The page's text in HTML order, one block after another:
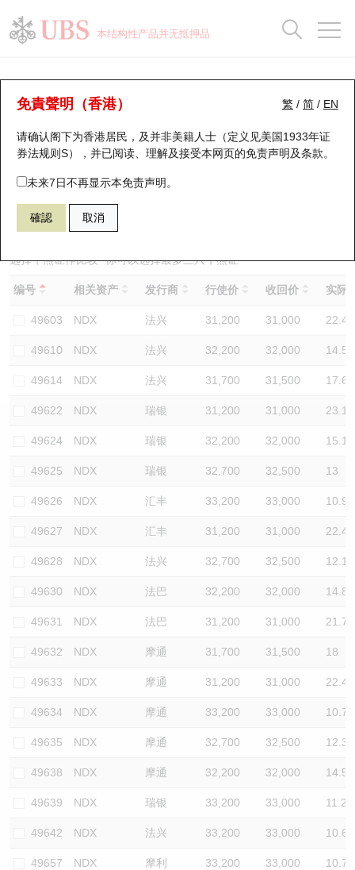
本结构性产品并无抵押品
繁 / 简 / EN
免責聲明（香港）
请确认阁下为香港居民，及并非美籍人士（定义见美国1933年证
券法规则S），并已阅读、理解及接受本网页的免责声明及条款。
未来7日不再显示本免责声明。
確認 取消
牛熊证分析仪
表现 街货统计 比较
49623 瑞银熊证 NDX 纳斯达克100指数
选择牛熊证作比较 *你可以选择最多三只牛熊证
编号 相关资产 发行商 行使价 收回价 实际
49603 NDX 法兴 31,200 31,000 22.4
49610 NDX 法兴 32,200 32,000 14.5
49614 NDX 法兴 31,700 31,500 17.6
49622 NDX 瑞银 31,200 31,000 23.1
49624 NDX 瑞银 32,200 32,000 15.1
49625 NDX 瑞银 32,700 32,500 13
49626 NDX 汇丰 33,200 33,000 10.9
49627 NDX 汇丰 31,200 31,000 22.4
49628 NDX 法兴 32,700 32,500 12.1
49630 NDX 法巴 32,200 32,000 14.8
49631 NDX 法巴 31,200 31,000 21.7
49632 NDX 摩通 31,700 31,500 18
49633 NDX 摩通 31,200 31,000 22.4
49634 NDX 摩通 33,200 33,000 10.7
49635 NDX 摩通 32,700 32,500 12.3
49638 NDX 摩通 32,200 32,000 14.5
49639 NDX 瑞银 33,200 33,000 11.2
49642 NDX 法兴 33,200 33,000 10.6
49657 NDX 摩利 33,200 33,000 10.7
瑞银认股证一览
新发行瑞银认股证
即将到期认股证
认股证到期结算价查找
认股证分析仪
认股证速算机
认股证/牛熊证日志
认股证文件及公告
街货统计
比较
牛熊全景快搜
牛熊证搜寻
牛熊证街货分布图
正股牛熊证列表
新发行瑞银牛熊证
已收回牛熊证剩余价值
牛熊证到期结算价查找
牛熊证分析仪
牛熊证文件及公告
牛熊证文件及公告 (瑞信)
街货统计
比较
十大升幅/跌幅
十大认股证成交分布
十天股证占大市成交
资金流
街货统计
三十大平均引伸波幅
正股分析仪
二十大活跃股份
恒指成份股
国指成份股
科指成份股
相关资产沽空
中资ETFs溢价比较
AH 股价对照
ADR
收市竞价变化
持股比重
显示所有持股比重
每月轮证大市专题
轮证专栏
讲座及教育短片
认股证投资者教育
牛熊证投资者教育
认股证牛熊证常问问题